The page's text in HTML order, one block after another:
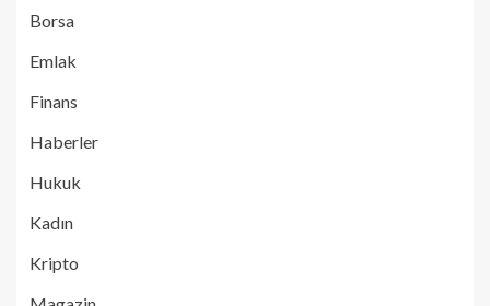
Borsa
Emlak
Finans
Haberler
Hukuk
Kadın
Kripto